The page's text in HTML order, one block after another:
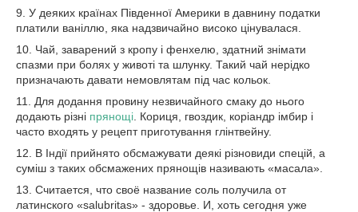
9. У деяких країнах Південної Америки в давнину податки
платили ваніллю, яка надзвичайно високо цінувалася.
10. Чай, заварений з кропу і фенхелю, здатний знімати
спазми при болях у животі та шлунку. Такий чай нерідко
призначають давати немовлятам під час кольок.
11. Для додання провину незвичайного смаку до нього
додають різні прянощі . Кориця, гвоздик, коріандр імбир і
часто входять у рецепт приготування глінтвейну.
12. В Індії прийнято обсмажувати деякі різновиди спецій, а
суміш з таких обсмажених прянощів називають «масала».
13. Считается, что своё название соль получила от
латинского «salubritas» - здоровье. И, хоть сегодня уже